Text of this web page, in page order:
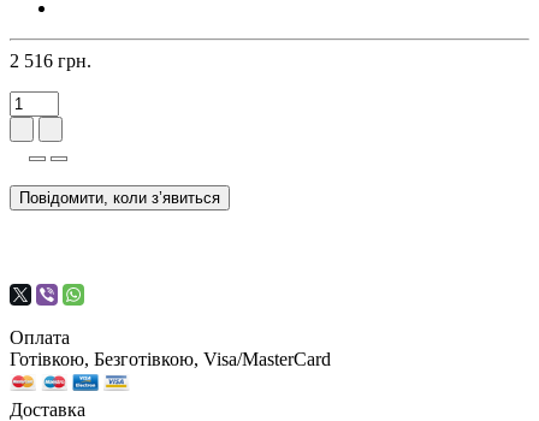
2 516 грн.
Повідомити, коли з’явиться
Оплата
Готівкою, Безготівкою, Visa/MasterCard
Доставка